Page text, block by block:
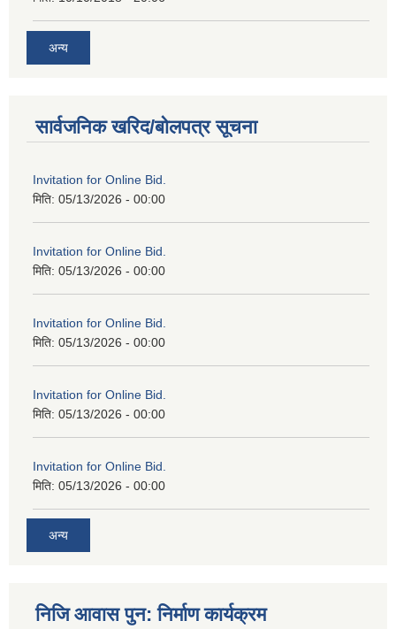
अन्य
सार्वजनिक खरिद/बोलपत्र सूचना
Invitation for Online Bid.
मिति: 05/13/2026 - 00:00
Invitation for Online Bid.
मिति: 05/13/2026 - 00:00
Invitation for Online Bid.
मिति: 05/13/2026 - 00:00
Invitation for Online Bid.
मिति: 05/13/2026 - 00:00
Invitation for Online Bid.
मिति: 05/13/2026 - 00:00
अन्य
निजि आवास पुन: निर्माण कार्यक्रम